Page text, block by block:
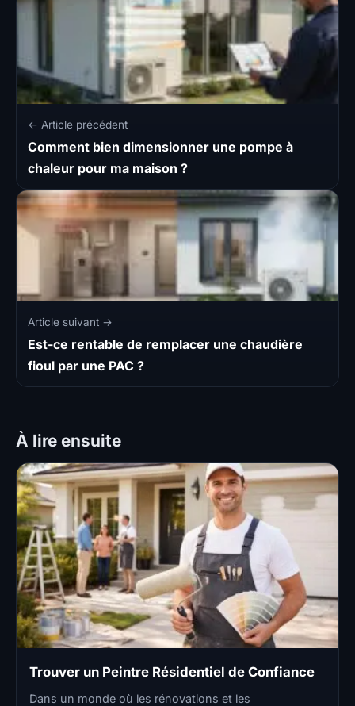
← Article précédent
Comment bien dimensionner une pompe à
chaleur pour ma maison ?
Article suivant →
Est-ce rentable de remplacer une chaudière
fioul par une PAC ?
À lire ensuite
Trouver un Peintre Résidentiel de Confiance
Dans un monde où les rénovations et les